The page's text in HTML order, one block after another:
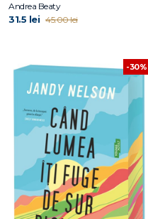
Andrea Beaty
31.5 lei 45.00 lei
-30%